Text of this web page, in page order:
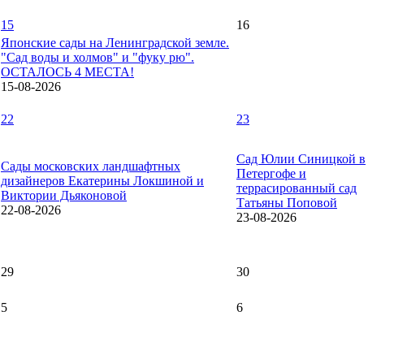
15
16
Японские сады на Ленинградской земле.
"Сад воды и холмов" и "фуку рю".
ОСТАЛОСЬ 4 МЕСТА!
15-08-2026
22
23
Сады московских ландшафтных
дизайнеров Екатерины Локшиной и
Виктории Дьяконовой
22-08-2026
Сад Юлии Синицкой в
Петергофе и
террасированный сад
Татьяны Поповой
23-08-2026
29 30
5 6